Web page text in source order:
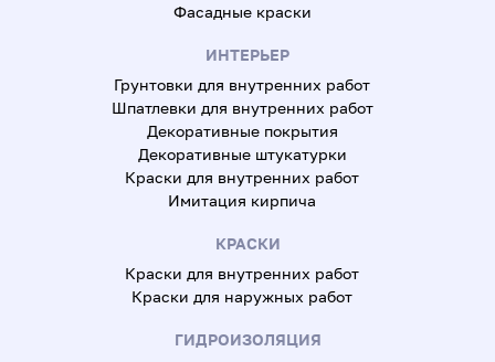
Фасадные краски
ИНТЕРЬЕР
Грунтовки для внутренних работ
Шпатлевки для внутренних работ
Декоративные покрытия
Декоративные штукатурки
Краски для внутренних работ
Имитация кирпича
КРАСКИ
Краски для внутренних работ
Краски для наружных работ
ГИДРОИЗОЛЯЦИЯ